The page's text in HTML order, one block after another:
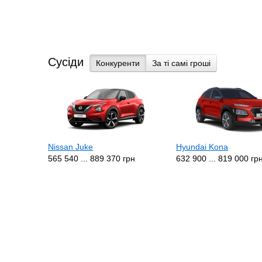
Сусіди Конкуренти За ті самі гроші
Nissan Juke
565 540 ... 889 370 грн
Hyundai Kona
632 900 ... 819 000